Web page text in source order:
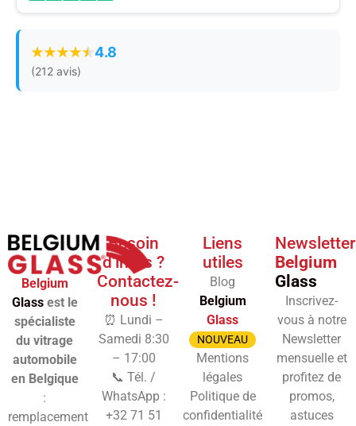
4.8
(212 avis)
Belgium
Glassest le
spécialiste
du vitrage
automobile
en Belgique
:
remplacement
Besoin
d'infos ?
Contactez-
nous !
⏰ Lundi –
Samedi 8:30
– 17:00
📞 Tél. /
WhatsApp :
+32 71 51
Liens
utiles
Blog
Belgium
Glass
NOUVEAU
Mentions
légales
Politique de
confidentialité
Newsletter
Belgium
Glass
Inscrivez-
vous à notre
Newsletter
mensuelle et
profitez de
promos,
astuces